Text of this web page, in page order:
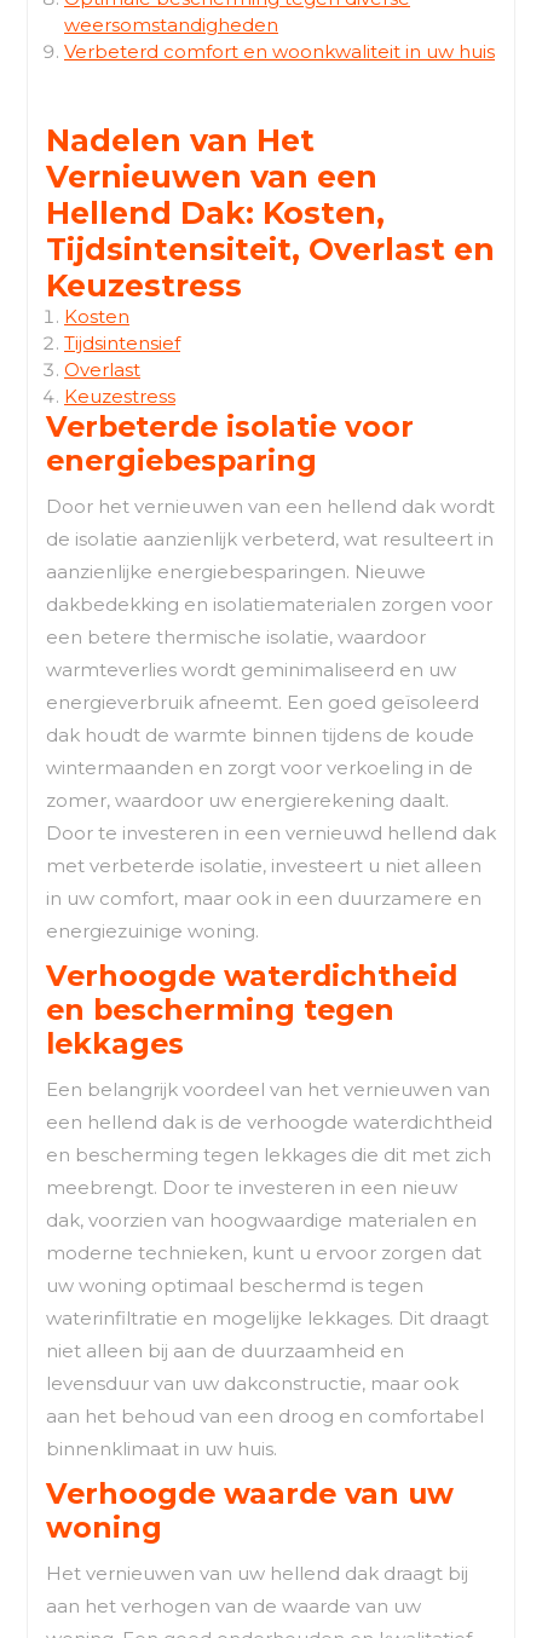
weersomstandigheden
Verbeterd comfort en woonkwaliteit in uw huis
Nadelen van Het
Vernieuwen van een
Hellend Dak: Kosten,
Tijdsintensiteit, Overlast en
Keuzestress
Kosten
Tijdsintensief
Overlast
Keuzestress
Verbeterde isolatie voor
energiebesparing
Door het vernieuwen van een hellend dak wordt
de isolatie aanzienlijk verbeterd, wat resulteert in
aanzienlijke energiebesparingen. Nieuwe
dakbedekking en isolatiematerialen zorgen voor
een betere thermische isolatie, waardoor
warmteverlies wordt geminimaliseerd en uw
energieverbruik afneemt. Een goed geïsoleerd
dak houdt de warmte binnen tijdens de koude
wintermaanden en zorgt voor verkoeling in de
zomer, waardoor uw energierekening daalt.
Door te investeren in een vernieuwd hellend dak
met verbeterde isolatie, investeert u niet alleen
in uw comfort, maar ook in een duurzamere en
energiezuinige woning.
Verhoogde waterdichtheid
en bescherming tegen
lekkages
Een belangrijk voordeel van het vernieuwen van
een hellend dak is de verhoogde waterdichtheid
en bescherming tegen lekkages die dit met zich
meebrengt. Door te investeren in een nieuw
dak, voorzien van hoogwaardige materialen en
moderne technieken, kunt u ervoor zorgen dat
uw woning optimaal beschermd is tegen
waterinfiltratie en mogelijke lekkages. Dit draagt
niet alleen bij aan de duurzaamheid en
levensduur van uw dakconstructie, maar ook
aan het behoud van een droog en comfortabel
binnenklimaat in uw huis.
Verhoogde waarde van uw
woning
Het vernieuwen van uw hellend dak draagt bij
aan het verhogen van de waarde van uw